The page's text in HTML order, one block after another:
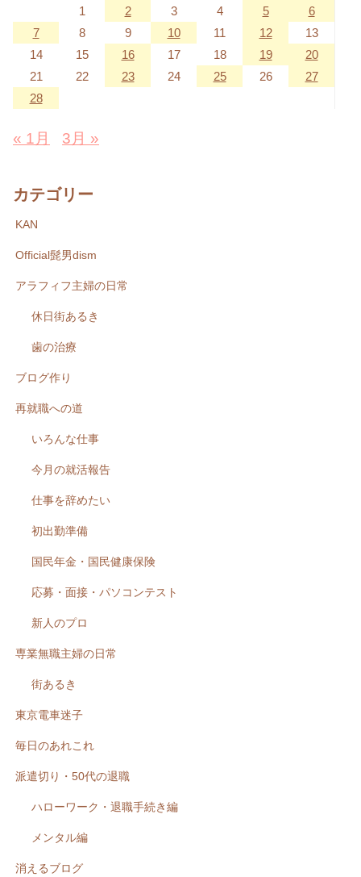
1
2 3 4 5
6
7
8 9 10 11 12
13
14
15 16 17 18 19
20
21
22 23 24 25 26
27
28
« 1月 3月 »
カテゴリー
KAN
Official髭男dism
アラフィフ主婦の日常
休日街あるき
歯の治療
ブログ作り
再就職への道
いろんな仕事
今月の就活報告
仕事を辞めたい
初出勤準備
国民年金・国民健康保険
応募・面接・パソコンテスト
新人のプロ
専業無職主婦の日常
街あるき
東京電車迷子
毎日のあれこれ
派遣切り・50代の退職
ハローワーク・退職手続き編
メンタル編
消えるブログ